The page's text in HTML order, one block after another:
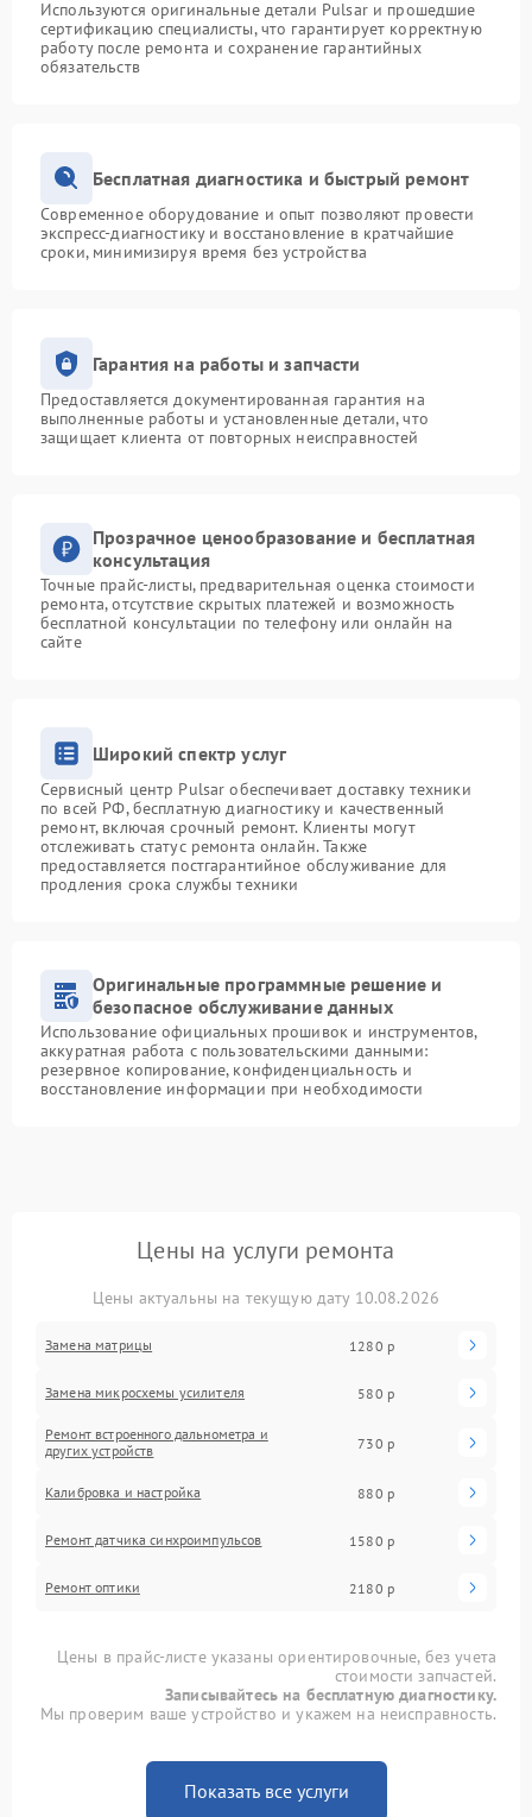
Используются оригинальные детали Pulsar и прошедшие
сертификацию специалисты, что гарантирует корректную
работу после ремонта и сохранение гарантийных
обязательств
Бесплатная диагностика и быстрый ремонт
Современное оборудование и опыт позволяют провести
экспресс-диагностику и восстановление в кратчайшие
сроки, минимизируя время без устройства
Гарантия на работы и запчасти
Предоставляется документированная гарантия на
выполненные работы и установленные детали, что
защищает клиента от повторных неисправностей
Прозрачное ценообразование и бесплатная
консультация
Точные прайс-листы, предварительная оценка стоимости
ремонта, отсутствие скрытых платежей и возможность
бесплатной консультации по телефону или онлайн на
сайте
Широкий спектр услуг
Сервисный центр Pulsar обеспечивает доставку техники
по всей РФ, бесплатную диагностику и качественный
ремонт, включая срочный ремонт. Клиенты могут
отслеживать статус ремонта онлайн. Также
предоставляется постгарантийное обслуживание для
продления срока службы техники
Оригинальные программные решение и
безопасное обслуживание данных
Использование официальных прошивок и инструментов,
аккуратная работа с пользовательскими данными:
резервное копирование, конфиденциальность и
восстановление информации при необходимости
Цены на услуги ремонта
Цены актуальны на текущую дату 10.08.2026
Замена матрицы 1280 р
Замена микросхемы усилителя 580 р
Ремонт встроенного дальнометра и
других устройств
730 р
Калибровка и настройка 880 р
Ремонт датчика синхроимпульсов 1580 р
Ремонт оптики 2180 р
Цены в прайс-листе указаны ориентировочные, без учета
стоимости запчастей.
Записывайтесь на бесплатную диагностику.
Мы проверим ваше устройство и укажем на неисправность.
Показать все услуги